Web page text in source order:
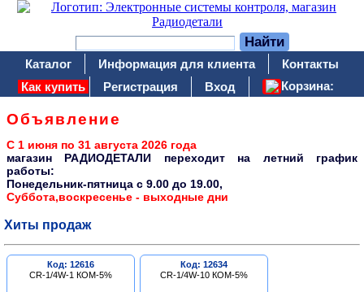
Каталог Информация для клиента
Контакты
Как купить
Регистрация Вход Корзина:
Объявление
С 1 июня по 31 августа 2026 года
магазин РАДИОДЕТАЛИ переходит на летний график
работы:
Понедельник-пятница c 9.00 до 19.00,
Суббота,воскресенье - выходные дни
Хиты продаж
Код: 12616
CR-1/4W-1 КОМ-5%
Код: 12634
CR-1/4W-10 КОМ-5%